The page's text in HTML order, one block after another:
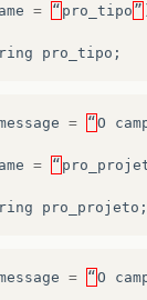
= “ pro_tipo ”
pro_tipo ;
= “O
= “
pro_projeto ;
= “O